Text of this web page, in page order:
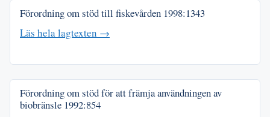
Förordning om stöd till fiskevården 1998:1343
Läs hela lagtexten →
Förordning om stöd för att främja användningen av
biobränsle 1992:854